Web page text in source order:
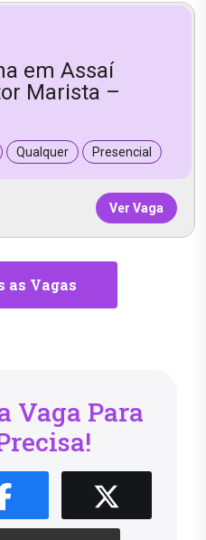
em Assaí
Marista –
Qualquer Presencial
Ver Vaga
as Vagas
Vaga Para